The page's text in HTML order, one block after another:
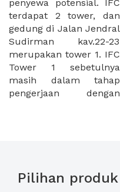
penyewa potensial. IFC
terdapat 2 tower, dan
gedung di Jalan Jendral
Sudirman kav.22-23
merupakan tower 1. IFC
Tower 1 sebetulnya
masih dalam tahap
pengerjaan dengan
perusahaan yang ingin
memperluas bisnis
mereka karena
merupakan salah satu
pusat kegiatan bisnis di
Pilihan